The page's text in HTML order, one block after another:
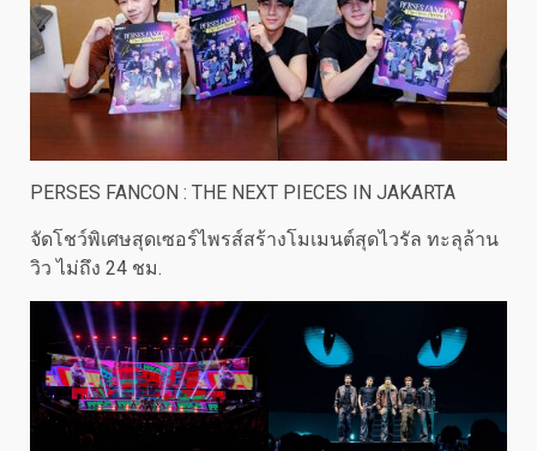
PERSES FANCON : THE NEXT PIECES IN JAKARTA
จัดโชว์พิเศษสุดเซอร์ไพรส์สร้างโมเมนต์สุดไวรัล ทะลุล้าน
วิว ไม่ถึง 24 ชม.